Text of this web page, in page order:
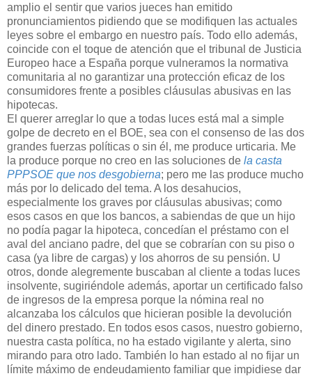
amplio el sentir que varios jueces han emitido
pronunciamientos pidiendo que se modifiquen las actuales
leyes sobre el embargo en nuestro país. Todo ello además,
coincide con el toque de atención que el tribunal de Justicia
Europeo hace a España porque vulneramos la normativa
comunitaria al no garantizar una protección eficaz de los
consumidores frente a posibles cláusulas abusivas en las
hipotecas.
El querer arreglar lo que a todas luces está mal a simple
golpe de decreto en el BOE, sea con el consenso de las dos
grandes fuerzas políticas o sin él, me produce urticaria. Me
la produce porque no creo en las soluciones de la casta
PPPSOE que nos desgobierna; pero me las produce mucho
más por lo delicado del tema. A los desahucios,
especialmente los graves por cláusulas abusivas; como
esos casos en que los bancos, a sabiendas de que un hijo
no podía pagar la hipoteca, concedían el préstamo con el
aval del anciano padre, del que se cobrarían con su piso o
casa (ya libre de cargas) y los ahorros de su pensión. U
otros, donde alegremente buscaban al cliente a todas luces
insolvente, sugiriéndole además, aportar un certificado falso
de ingresos de la empresa porque la nómina real no
alcanzaba los cálculos que hicieran posible la devolución
del dinero prestado. En todos esos casos, nuestro gobierno,
nuestra casta política, no ha estado vigilante y alerta, sino
mirando para otro lado. También lo han estado al no fijar un
límite máximo de endeudamiento familiar que impidiese dar